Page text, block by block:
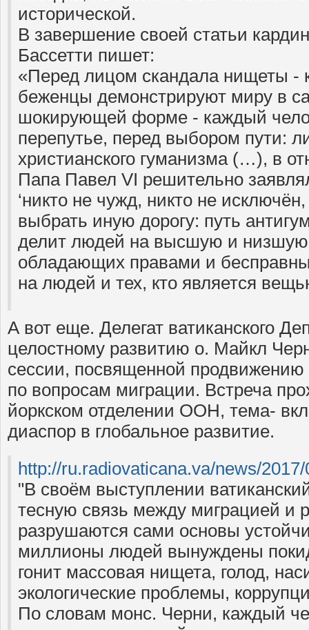
исторической.
В завершение своей статьи
Бассетти пишет:
«Перед лицом скандала нищеты -
беженцы демонстрируют миру в
шокирующей форме - каждый
перепутье, перед выбором пути:
христианского гуманизма (…), в
Папа Павел VI решительно
‘никто не чужд, никто не
выбрать иную дорогу: путь
делит людей на высшую и низшую
обладающих правами и
на людей и тех, кто является
А вот еще. Делегат ватиканского
целостному развитию о. Майкл
сессии, посвященной продвижению
по вопросам миграции. Встреча
йоркском отделении ООН, тема-
диаспор в глобальное развитие.
http://ru.radiovaticana.va/news/
"В своём выступлении
тесную связь между миграцией и
разрушаются сами основы
миллионы людей вынуждены
гонит массовая нищета, голод,
экологические проблемы,
По словам монс. Черни, каждый